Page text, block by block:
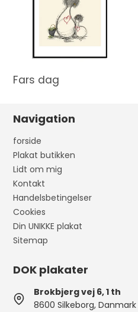
Fars dag
Navigation
forside
Plakat butikken
Lidt om mig
Kontakt
Handelsbetingelser
Cookies
Din UNIKKE plakat
Sitemap
DOK plakater
Brokbjerg vej 6, 1 th
8600 Silkeborg, Danmark